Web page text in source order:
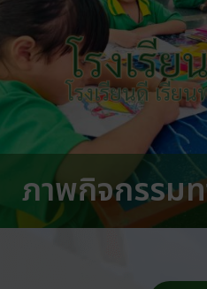
โรงเรีย
โรงเรียนดี เรีย
ภาพกิจกรรม